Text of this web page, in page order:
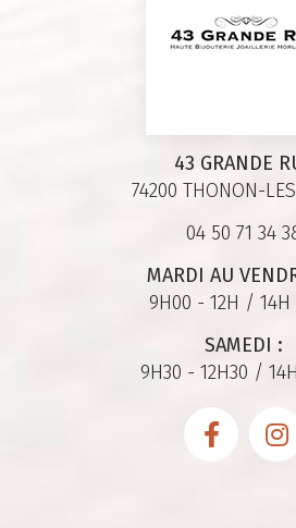
43 GRANDE
74200 THONON-
04 50 71 34
MARDI AU
9H00 - 12H / 14H
SAMEDI :
9H30 - 12H30 /